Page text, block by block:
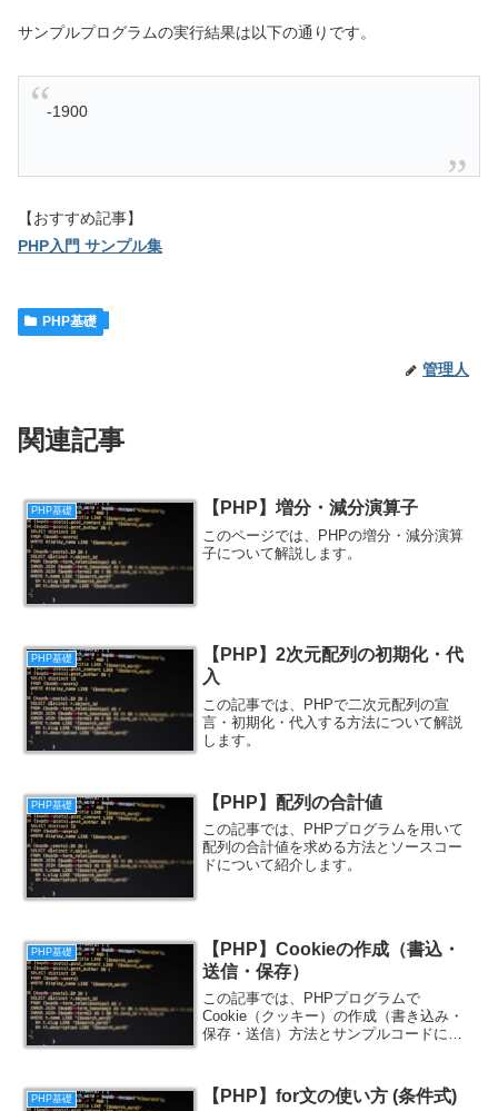
サンプルプログラムの実行結果は以下の通りです。
-1900
【おすすめ記事】
PHP入門 サンプル集
PHP基礎
管理人
関連記事
PHP基礎 【PHP】増分・減分演算子
このページでは、PHPの増分・減分演算
子について解説します。
PHP基礎
【PHP】2次元配列の初期化・代
入
この記事では、PHPで二次元配列の宣
言・初期化・代入する方法について解説
します。
PHP基礎 【PHP】配列の合計値
この記事では、PHPプログラムを用いて
配列の合計値を求める方法とソースコー
ドについて紹介します。
PHP基礎
【PHP】Cookieの作成（書込・
送信・保存）
この記事では、PHPプログラムで
Cookie（クッキー）の作成（書き込み・
保存・送信）方法とサンプルコードにつ
PHP基礎 【PHP】for文の使い方 (条件式)